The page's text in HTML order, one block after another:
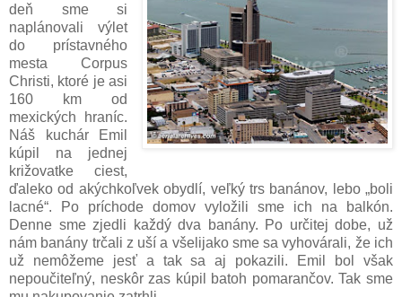
deň sme si
naplánovali výlet
do prístavného
mesta Corpus
Christi, ktoré je asi
160 km od
mexických hraníc.
Náš kuchár Emil
kúpil na jednej
križovatke ciest,
ďaleko od akýchkoľvek obydlí, veľký trs banánov, lebo „boli
lacné“. Po príchode domov vyložili sme ich na balkón.
Denne sme zjedli každý dva banány. Po určitej dobe, už
nám banány trčali z uší a všelijako sme sa vyhovárali, že ich
už nemôžeme jesť a tak sa aj pokazili. Emil bol však
nepoučiteľný, neskôr zas kúpil batoh pomarančov. Tak sme